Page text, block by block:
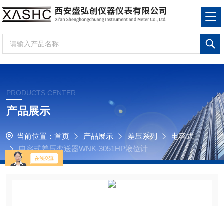
PRODUCTS CENTER
产品展示
当前位置： 首页 产品展示 差压系列
电容式
电容式差压变送器WNK-3051HP液位计